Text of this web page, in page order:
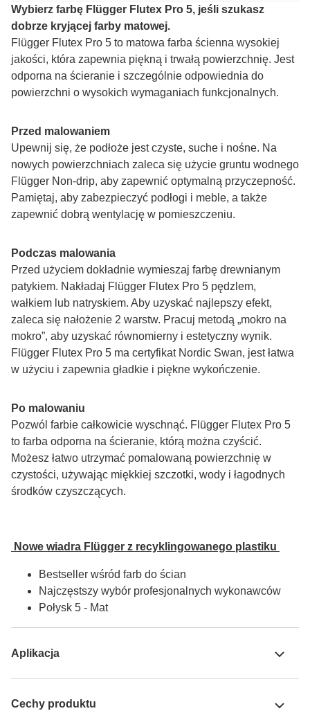
Wybierz farbę Flügger Flutex Pro 5, jeśli szukasz
dobrze kryjącej farby matowej.
Flügger Flutex Pro 5 to matowa farba ścienna wysokiej
jakości, która zapewnia piękną i trwałą powierzchnię. Jest
odporna na ścieranie i szczególnie odpowiednia do
powierzchni o wysokich wymaganiach funkcjonalnych.
Przed malowaniem
Upewnij się, że podłoże jest czyste, suche i nośne. Na
nowych powierzchniach zaleca się użycie gruntu wodnego
Flügger Non-drip, aby zapewnić optymalną przyczepność.
Pamiętaj, aby zabezpieczyć podłogi i meble, a także
zapewnić dobrą wentylację w pomieszczeniu.
Podczas malowania
Przed użyciem dokładnie wymieszaj farbę drewnianym
patykiem. Nakładaj Flügger Flutex Pro 5 pędzlem,
wałkiem lub natryskiem. Aby uzyskać najlepszy efekt,
zaleca się nałożenie 2 warstw. Pracuj metodą „mokro na
mokro”, aby uzyskać równomierny i estetyczny wynik.
Flügger Flutex Pro 5 ma certyfikat Nordic Swan, jest łatwa
w użyciu i zapewnia gładkie i piękne wykończenie.
Po malowaniu
Pozwól farbie całkowicie wyschnąć. Flügger Flutex Pro 5
to farba odporna na ścieranie, którą można czyścić.
Możesz łatwo utrzymać pomalowaną powierzchnię w
czystości, używając miękkiej szczotki, wody i łagodnych
środków czyszczących.
Nowe wiadra Flügger z recyklingowanego plastiku
Bestseller wśród farb do ścian
Najczęstszy wybór profesjonalnych wykonawców
Połysk 5 - Mat
Aplikacja
Cechy produktu